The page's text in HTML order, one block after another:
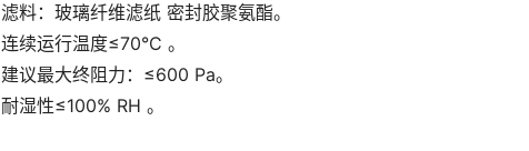
滤料：玻璃纤维滤纸 密封胶聚氨酯。
连续运行温度≤70°C 。
建议最大终阻力：≤600 Pa。
耐湿性≤100% RH 。